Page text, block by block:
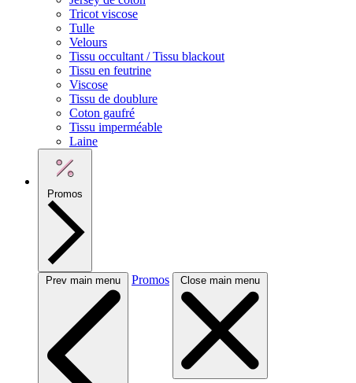
Tricot viscose
Tulle
Velours
Tissu occultant / Tissu blackout
Tissu en feutrine
Viscose
Tissu de doublure
Coton gaufré
Tissu imperméable
Laine
Promos
Prev main menu Promos Close main menu